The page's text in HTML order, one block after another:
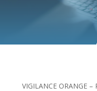
VIGILANCE ORANGE –